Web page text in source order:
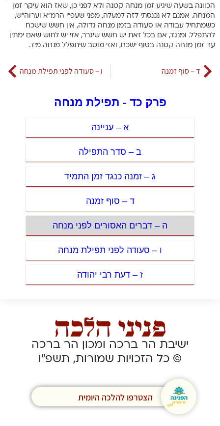
הכוונה בשעה שיגיע זמן מנחה קטנה ולא לפני כן, שאז הוא עיקר זמן
המנחה. אמנם לא נכנסתי לזה למעלה, מפני שעפ”י הרמ”א וערוה”ש,
כשמתחיל עבודה או סעודה בזמן מנחה גדולה, אין חשש שישכח
להתפלל. ומנגד, אם בכל זאת יש חשש שיגרר, אזי יש לחוש שאם ימתין
עד זמן מנחה קטנה בסוף ישכח, ואזי מוטב שיתפלל מנחה מיד.
ד – סוף זמנה ו – סעודה לפני תפילת מנחה
פרק כד - תפילת מנחה
א – עניינה
ב – סדר התפילה
ג – זמנה כנגד זמן התמיד
ד – סוף זמנה
ה – דברים האסורים לפני מנחה
ו – סעודה לפני תפילת מנחה
ז – דעת רבי יהודה
ישיבת הר ברכה ומכון הר ברכה
© כל הזכויות שמורות, תשפ”ו
הצטרפו להלכה היומית